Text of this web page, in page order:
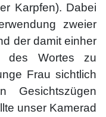
Karpfen). Dabei
zweier
der damit einher
des Wortes zu
Frau sichtlich
Gesichtszügen
unser Kamerad